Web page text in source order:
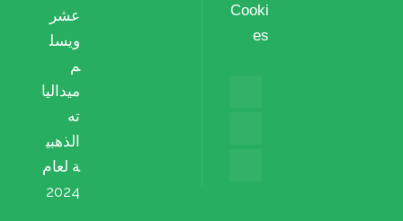
عشر
ويسل
م
ميداليا
ته
الذهبي
ة لعام
2024
Cooki
es